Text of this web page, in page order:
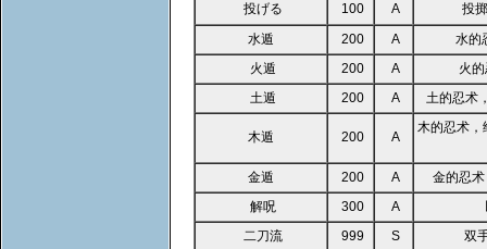
投げる
100 A
投
水遁
200 A
水的
火遁
200 A
火
土遁
200 A 土的忍术
木遁 200 A
木的忍术，
金遁 200 A
金的忍
解呪
300 A
二刀流
999 S
双